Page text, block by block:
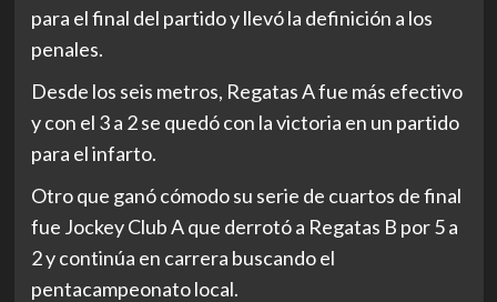
para el final del partido y llevó la definición a los
penales.
Desde los seis metros, Regatas A fue más efectivo
y con el 3 a 2 se quedó con la victoria en un partido
para el infarto.
Otro que ganó cómodo su serie de cuartos de final
fue Jockey Club A que derrotó a Regatas B por 5 a
2 y continúa en carrera buscando el
pentacampeonato local.